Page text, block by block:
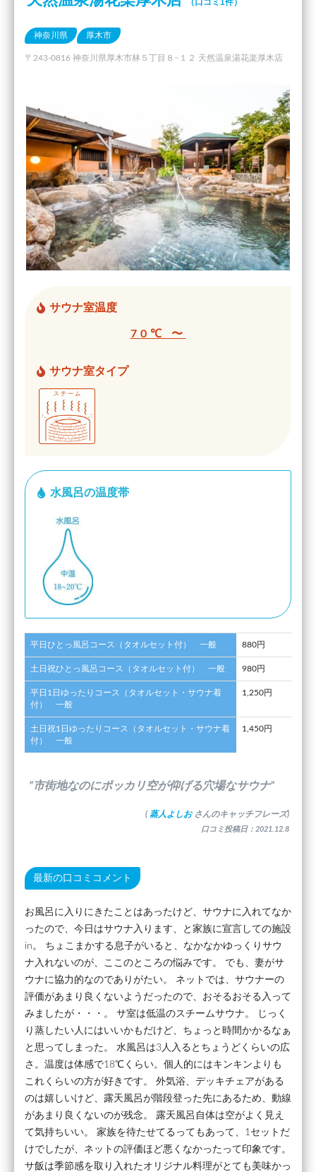
（口コミ1件）
神奈川県 厚木市
〒243-0816 神奈川県厚木市林５丁目８−１２ 天然温泉湯花楽厚木店
サウナ室温度
70℃ 〜
サウナ室タイプ
水風呂の温度帯
平日ひとっ風呂コース（タオルセット付） 一般 880円
土日祝ひとっ風呂コース（タオルセット付） 一般 980円
平日1日ゆったりコース（タオルセット・サウナ着
付） 一般
1,250円
土日祝1日ゆったりコース（タオルセット・サウナ着
付） 一般
1,450円
”市街地なのにポッカリ空が仰げる穴場なサウナ”
( 蒸人よしお さんのキャッチフレーズ)
口コミ投稿日：2021.12.8
最新の口コミコメント
お風呂に入りにきたことはあったけど、サウナに入れてなか
ったので、今日はサウナ入ります、と家族に宣言しての施設
in。 ちょこまかする息子がいると、なかなかゆっくりサウ
ナ入れないのが、ここのところの悩みです。 でも、妻がサ
ウナに協力的なのでありがたい。 ネットでは、サウナーの
評価があまり良くないようだったので、おそるおそる入って
みましたが・・・。 サ室は低温のスチームサウナ。 じっく
り蒸したい人にはいいかもだけど、ちょっと時間かかるなぁ
と思ってしまった。 水風呂は3人入るとちょうどくらいの広
さ。温度は体感で18℃くらい。個人的にはキンキンよりも
これくらいの方が好きです。 外気浴、デッキチェアがある
のは嬉しいけど、露天風呂が階段登った先にあるため、動線
があまり良くないのが残念。 露天風呂自体は空がよく見え
て気持ちいい。 家族を待たせてるってもあって、1セットだ
けでしたが、ネットの評価ほど悪くなかったって印象です。
サ飯は季節感を取り入れたオリジナル料理がとても美味かっ